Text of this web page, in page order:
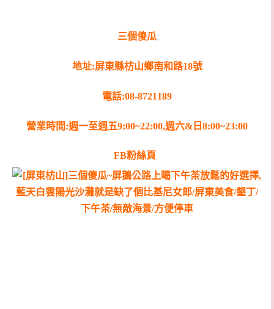
三個傻瓜
地址:屏東縣枋山鄉南和路18號
電話:08-8721189
營業時間:週一至週五9:00~22:00,週六&日8:00~23:00
FB粉絲頁